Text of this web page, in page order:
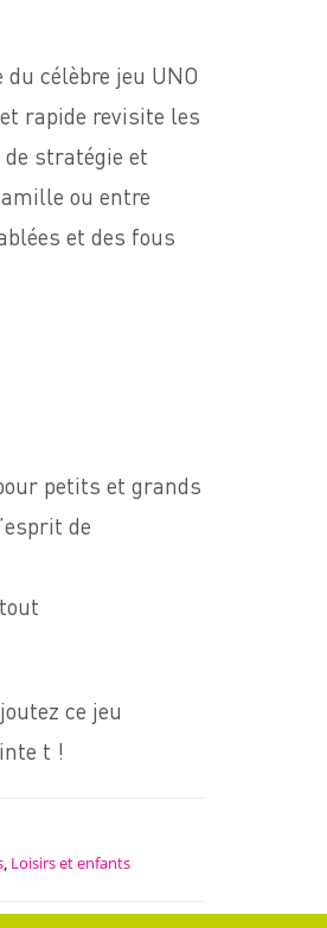
célèbre jeu UNO
rapide revisite les
stratégie et
ou entre
et des fous
petits et grands
de
ce jeu
t !
Loisirs et enfants